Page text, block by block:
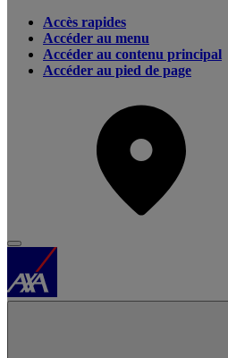
Accès rapides
Accéder au menu
Accéder au contenu principal
Accéder au pied de page